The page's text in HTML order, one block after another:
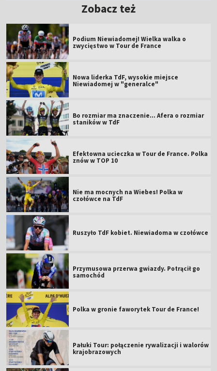
Zobacz też
Podium Niewiadomej! Wielka walka o
zwycięstwo w Tour de France
Nowa liderka TdF, wysokie miejsce
Niewiadomej w "generalce"
Bo rozmiar ma znaczenie... Afera o rozmiar
staników w TdF
Efektowna ucieczka w Tour de France. Polka
znów w TOP 10
Nie ma mocnych na Wiebes! Polka w
czołówce na TdF
Ruszyło TdF kobiet. Niewiadoma w czołówce
Przymusowa przerwa gwiazdy. Potrącił go
samochód
Polka w gronie faworytek Tour de France!
Pałuki Tour: połączenie rywalizacji i walorów
krajobrazowych